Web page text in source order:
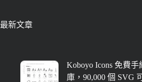
最新文章
Koboyo Icons 免費
庫，90,000 個 SVG